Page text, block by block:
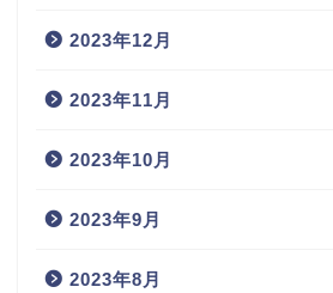
2023年12月
2023年11月
2023年10月
2023年9月
2023年8月